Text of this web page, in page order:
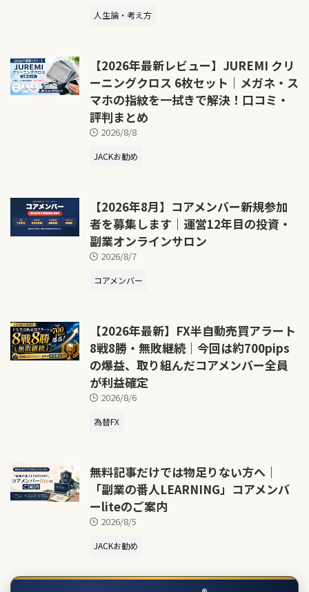
人生論・考え方
【2026年最新レビュー】JUREMI クリ
ーニングクロス 6枚セット｜メガネ・ス
マホの指紋を一拭きで解決！口コミ・
評判まとめ
2026/8/8
JACKお勧め
【2026年8月】コアメンバー新規参加
者を募集します｜運営12年目の投資・
副業オンラインサロン
2026/8/7
コアメンバー
【2026年最新】FX半自動売買アラート
8戦8勝・無敗継続｜今回は約700pips
の爆益、取り組んだコアメンバー全員
が利益確定
2026/8/6
為替FX
無料記事だけでは物足りない方へ｜
「副業の番人LEARNING」コアメンバ
ーliteのご案内
2026/8/5
JACKお勧め